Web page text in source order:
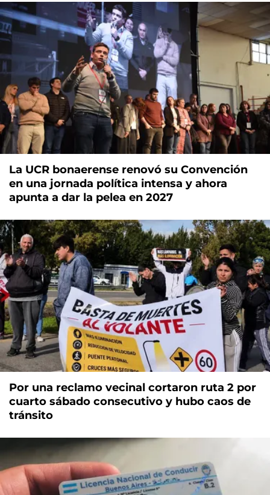
La UCR bonaerense renovó su Convención
en una jornada política intensa y ahora
apunta a dar la pelea en 2027
Por una reclamo vecinal cortaron ruta 2 por
cuarto sábado consecutivo y hubo caos de
tránsito